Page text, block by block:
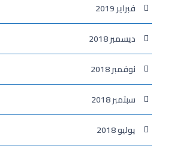
فبراير 2019
ديسمبر 2018
نوفمبر 2018
سبتمبر 2018
يوليو 2018